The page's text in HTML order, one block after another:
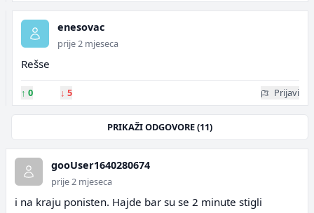
enesovac
prije 2 mjeseca
Rešse
↑ 0 ↓ 5 Prijavi
PRIKAŽI ODGOVORE (11)
gooUser1640280674
prije 2 mjeseca
i na kraju ponisten. Hajde bar su se 2 minute stigli